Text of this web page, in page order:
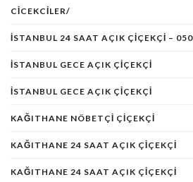
CICEKCILER/
ISTANBUL 24 SAAT AÇIK ÇIÇEKÇI –
ISTANBUL GECE AÇIK ÇIÇEKÇI
ISTANBUL GECE AÇIK ÇIÇEKÇI
KAĞITHANE NÖBETÇİ ÇİÇEKÇİ
KAĞITHANE 24 SAAT AÇIK ÇIÇEKÇI
KAĞITHANE 24 SAAT AÇIK ÇIÇEKÇI